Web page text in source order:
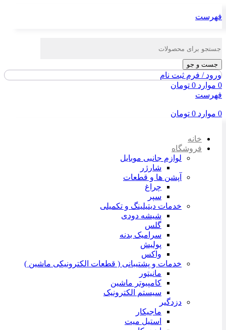
فهرست
جست و جو
ورود / فرم ثبت نام
0 موارد 0 تومان
فهرست
0 موارد 0 تومان
خانه
فروشگاه
لوازم جانبی موبایل
شارژر
آپشن ها و قطعات
چراغ
سپر
خدمات دیتیلینگ و تکمیلی
شیشه دودی
گلس
سرامیک بدنه
پولیش
واکس
خدمات و پشتیبانی ( قطعات الکترونیکی ماشین )
مانیتور
کامپیوتر ماشین
سیستم الکترونیک
دزدگیر
ماجیکار
استیل میت